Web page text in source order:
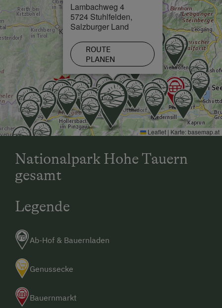
Lambachweg 4
5724 Stuhlfelden,
Salzburger Land
ROUTE
PLANEN
Leaflet | Karte:basemap.at
Nationalpark Hohe Tauern
gesamt
Legende
Ab-Hof & Bauernladen
Genussecke
Bauernmarkt